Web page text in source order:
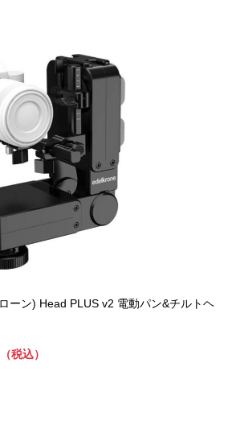
ーン) Head PLUS v2 電動パン&チルトヘ
税込）